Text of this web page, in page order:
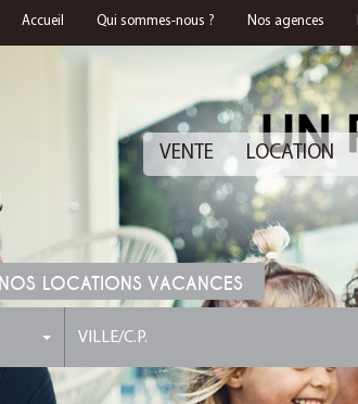
Accueil Qui sommes-nous ? Nos agences
VENTE LOCATION
NOS LOCATIONS VACANCES
VILLE/C.P.